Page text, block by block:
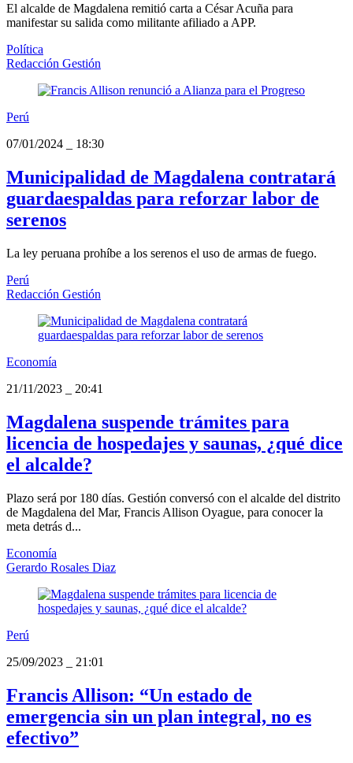
El alcalde de Magdalena remitió carta a César Acuña para
manifestar su salida como militante afiliado a APP.
Política
Redacción Gestión
Perú
07/01/2024
18:30
Municipalidad de Magdalena contratará
guardaespaldas para reforzar labor de
serenos
La ley peruana prohíbe a los serenos el uso de armas de fuego.
Perú
Redacción Gestión
Economía
21/11/2023
20:41
Magdalena suspende trámites para
licencia de hospedajes y saunas, ¿qué dice
el alcalde?
Plazo será por 180 días. Gestión conversó con el alcalde del distrito
de Magdalena del Mar, Francis Allison Oyague, para conocer la
meta detrás d...
Economía
Gerardo Rosales Diaz
Perú
25/09/2023
21:01
Francis Allison: “Un estado de
emergencia sin un plan integral, no es
efectivo”